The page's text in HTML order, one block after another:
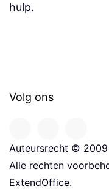
hulp.
Volg ons
Auteursrecht © 2009
Alle rechten
ExtendOffice.